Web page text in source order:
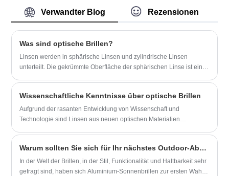
für den Alltag geeignet
-Bügel aus natürlichem Walnussholz –
handpoliert, einzigartige Maserung und
angenehm zu tragen
-Weiche Silikon-Nasenpads für einen
sanften, rutschfesten Sitz
hochwertiges Signaturdetail
-Unisex-Design für Erwachsene, geeignet
- Weiche Silikon-Gummihülle und Silikon-
Nasenpolster-Design, effektive Anti-
Rutsch-Funktion
-TAC Anti-Explosion, Anti-Ölflecken, High-
- HD-polarisierte Gläser, der blaue Film
auf der Innenseite der Linse blockiert UV-
Strahlen effektiver
-Elastischer Bügel ±30° elastisch
Verwandter Blog Rezensionen
​Was sind optische Brillen?
Linsen werden in sphärische Linsen und zylindrische Linsen
unterteilt. Die gekrümmte Oberfläche der sphärischen Linse ist ein
Linsen und konkave sphärische Linsen unterteilt.
Wissenschaftliche Kenntnisse über optische Brillen
Aufgrund der rasanten Entwicklung von Wissenschaft und
Technologie sind Linsen aus neuen optischen Materialien
Strahlen zu schützen, weit überlegen.
Warum sollten Sie sich für Ihr nächstes Outdoor-Abenteuer für eine Aluminium-Sonnenbrille entscheiden?
In der Welt der Brillen, in der Stil, Funktionalität und Haltbarkeit sehr
gefragt sind, haben sich Aluminium-Sonnenbrillen zur ersten Wahl